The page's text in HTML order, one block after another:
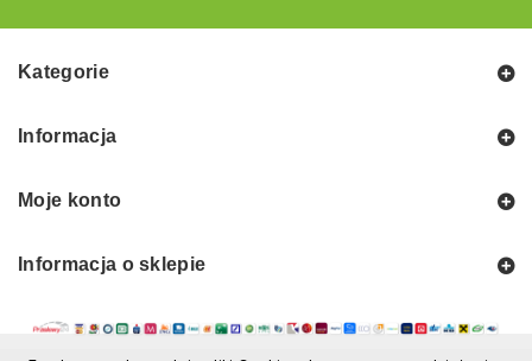
Kategorie
Informacja
Moje konto
Informacja o sklepie